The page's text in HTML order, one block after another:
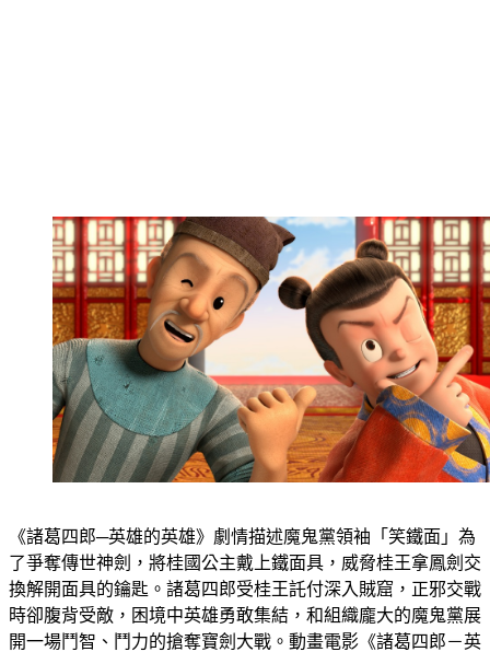
《諸葛四郎─英雄的英雄》劇情描述魔鬼黨領袖「笑鐵面」為
了爭奪傳世神劍，將桂國公主戴上鐵面具，威脅桂王拿鳳劍交
換解開面具的鑰匙。諸葛四郎受桂王託付深入賊窟，正邪交戰
時卻腹背受敵，困境中英雄勇敢集結，和組織龐大的魔鬼黨展
開一場鬥智、鬥力的搶奪寶劍大戰。動畫電影《諸葛四郎－英